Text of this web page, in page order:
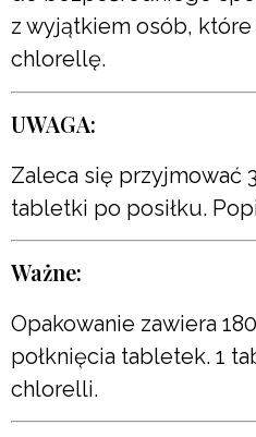
z wyjątkiem osób,
chlorellę.
UWAGA:
Zaleca się przyjmować
tabletki po posiłku.
Ważne:
Opakowanie zawiera
połknięcia tabletek. 1
chlorelli.